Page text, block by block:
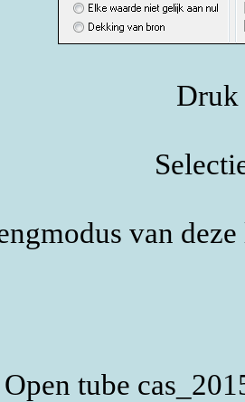
Druk
van
Open tube